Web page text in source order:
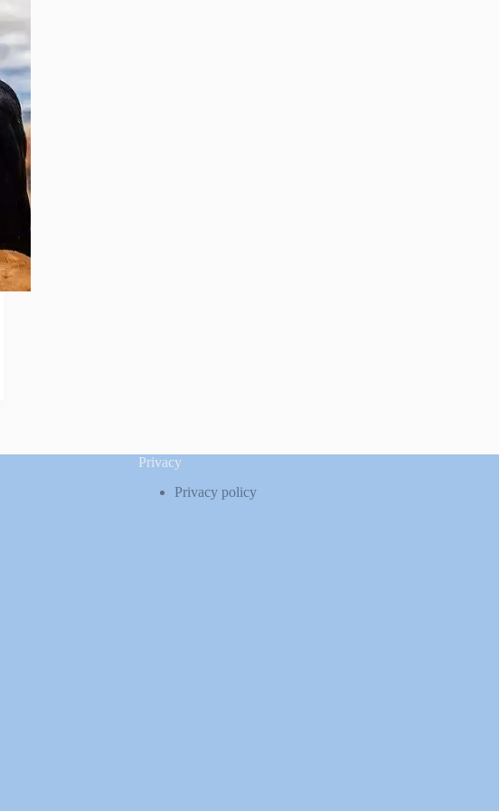
Privacy
Privacy policy